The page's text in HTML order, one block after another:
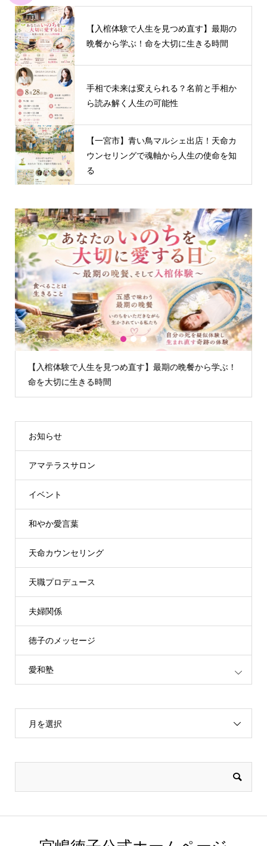
【入棺体験で人生を見つめ直す】最期の
晩餐から学ぶ！命を大切に生きる時間
手相で未来は変えられる？名前と手相か
ら読み解く人生の可能性
【一宮市】青い鳥マルシェ出店！天命カ
ウンセリングで魂軸から人生の使命を知
る
【入棺体験で人生を見つめ直す】最期の晩餐から学ぶ！
命を大切に生きる時間
1 2 3
お知らせ
アマテラスサロン
イベント
和やか愛言葉
天命カウンセリング
天職プロデュース
夫婦関係
徳子のメッセージ
愛和塾
月を選択